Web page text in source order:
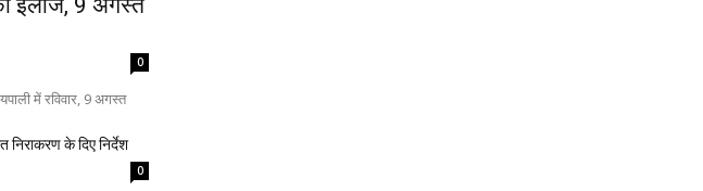
इलाज, 9 अगस्त
0
में रविवार, 9 अगस्त
के दिए निर्देश
0